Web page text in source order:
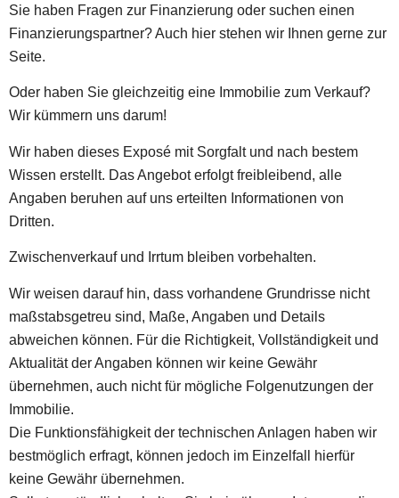
Sie haben Fragen zur Finanzierung oder suchen einen
Finanzierungspartner? Auch hier stehen wir Ihnen gerne zur
Seite.
Oder haben Sie gleichzeitig eine Immobilie zum Verkauf?
Wir kümmern uns darum!
Wir haben dieses Exposé mit Sorgfalt und nach bestem
Wissen erstellt. Das Angebot erfolgt freibleibend, alle
Angaben beruhen auf uns erteilten Informationen von
Dritten.
Zwischenverkauf und Irrtum bleiben vorbehalten.
Wir weisen darauf hin, dass vorhandene Grundrisse nicht
maßstabsgetreu sind, Maße, Angaben und Details
abweichen können. Für die Richtigkeit, Vollständigkeit und
Aktualität der Angaben können wir keine Gewähr
übernehmen, auch nicht für mögliche Folgenutzungen der
Immobilie.
Die Funktionsfähigkeit der technischen Anlagen haben wir
bestmöglich erfragt, können jedoch im Einzelfall hierfür
keine Gewähr übernehmen.